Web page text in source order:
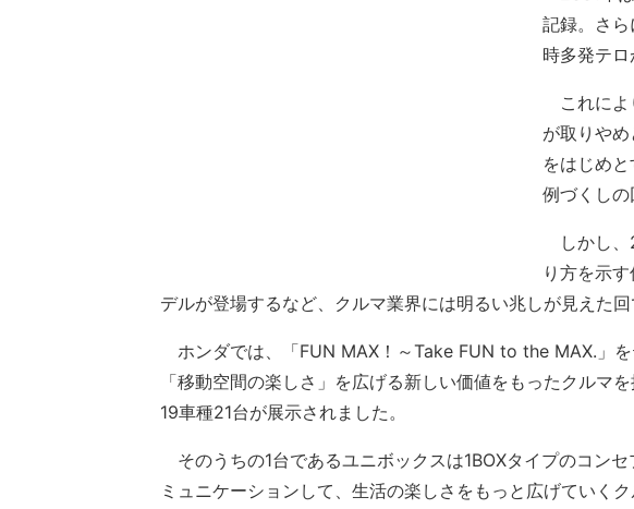
記録。さ
時多発テロ
これによ
が取りや
をはじめ
例づくしの
しかし、
り方を示
デルが登場するなど、クルマ業界には明るい兆しが見えた回
ホンダでは、「FUN MAX！～Take FUN to the MAX.」を
「移動空間の楽しさ」を広げる新しい価値をもったクルマ
19車種21台が展示されました。
そのうちの1台であるユニボックスは1BOXタイプのコン
ミュニケーションして、生活の楽しさをもっと広げていく